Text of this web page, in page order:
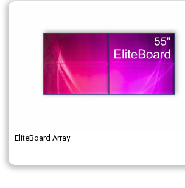
EliteBoard Array